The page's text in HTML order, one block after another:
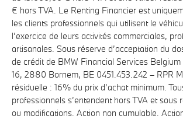
€ hors TVA. Le Renting Financier est
les clients professionnels qui utilisent le
l’exercice de leurs activités commerciales,
artisanales. Sous réserve d’acceptation du
de crédit de BMW Financial Services
16, 2880 Bornem, BE 0451.453.242 – RPR
résiduelle : 16% du prix d’achat minimum.
professionnels s’entendent hors TVA et sous
ou modifications. Action non cumulable.